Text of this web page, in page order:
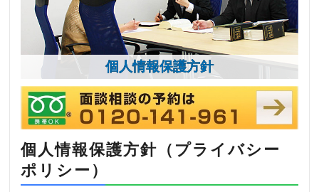
個人情報保護方針
個人情報保護方針（プライバシー
ポリシー）